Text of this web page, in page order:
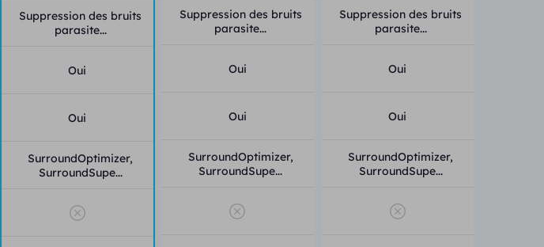
Suppression des bruits
parasite...
Oui
Oui
SurroundOptimizer,
SurroundSupe...
Suppression des bruits
parasite...
Oui
Oui
SurroundOptimizer,
SurroundSupe...
Suppression des bruits
parasite...
Oui
Oui
SurroundOptimizer,
SurroundSupe...